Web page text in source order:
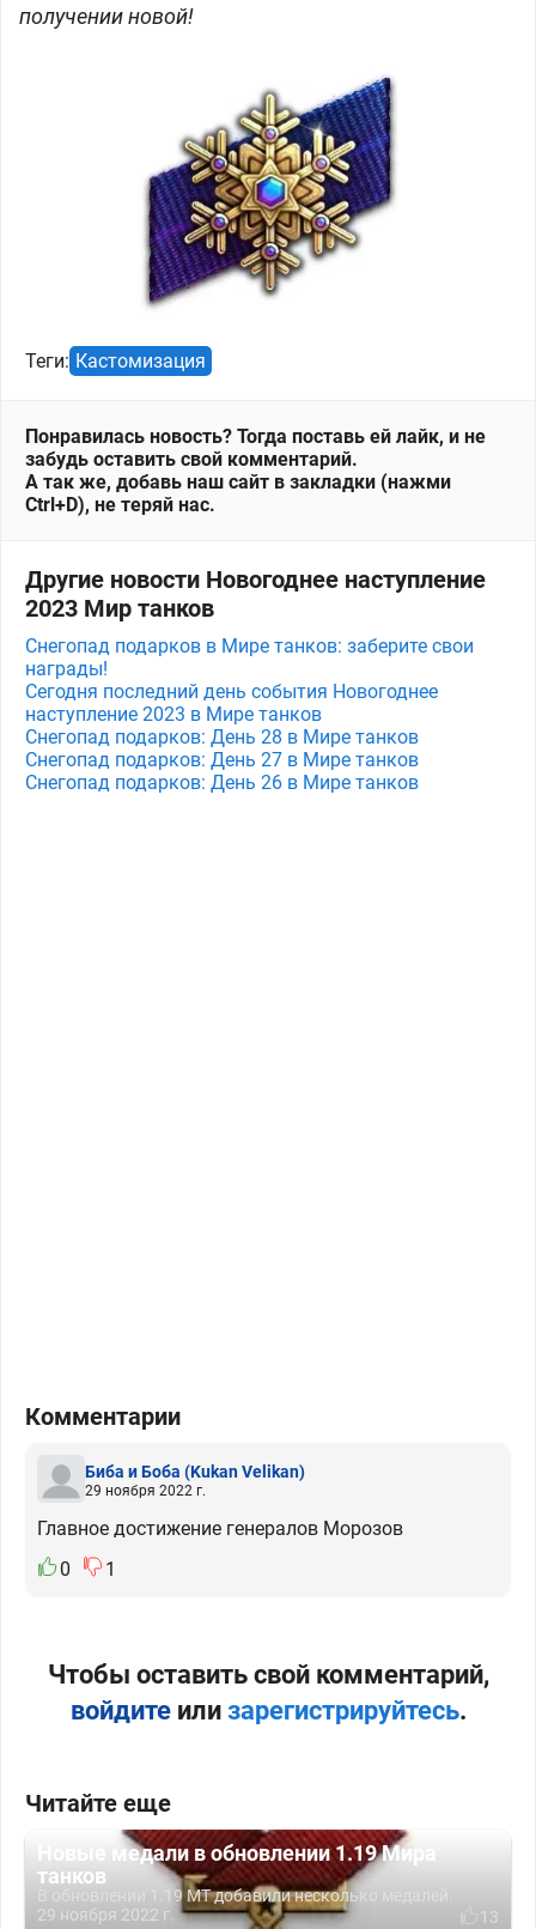
получении новой!
Теги: Кастомизация
Понравилась новость? Тогда поставь ей лайк, и не
забудь оставить свой комментарий.
А так же, добавь наш сайт в закладки (нажми
Ctrl+D), не теряй нас.
Другие новости Новогоднее наступление
2023 Мир танков
Снегопад подарков в Мире танков: заберите свои
награды!
Сегодня последний день события Новогоднее
наступление 2023 в Мире танков
Снегопад подарков: День 28 в Мире танков
Снегопад подарков: День 27 в Мире танков
Снегопад подарков: День 26 в Мире танков
Комментарии
Биба и Боба (Kukan Velikan)
29 ноября 2022 г.
Главное достижение генералов Морозов
0
1
Чтобы оставить свой комментарий,
войдитеили зарегистрируйтесь.
Читайте еще
Новые медали в обновлении 1.19 Мира
танков
В обновлении 1.19 МТ добавили несколько медалей.
29 ноября 2022 г.
13